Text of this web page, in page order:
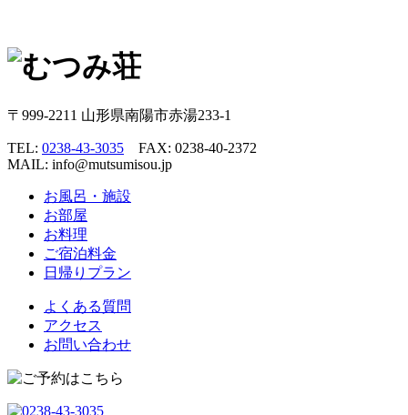
〒999-2211 山形県南陽市赤湯233-1
TEL: 0238-43-3035 FAX: 0238-40-2372
MAIL: info@mutsumisou.jp
お風呂・施設
お部屋
お料理
ご宿泊料金
日帰りプラン
よくある質問
アクセス
お問い合わせ